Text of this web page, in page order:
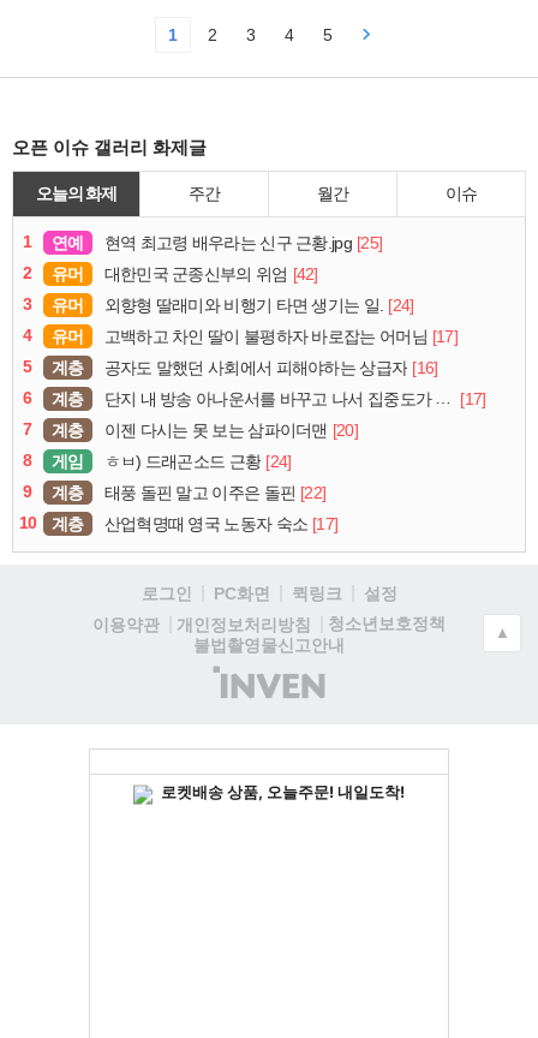
1 2 3 4 5
오픈 이슈 갤러리 화제글
오늘의 화제 주간 월간 이슈
1 연예 현역 최고령 배우라는 신구 근황.jpg [25]
2
유머 대한민국 군종신부의 위엄 [42]
3
유머 외향형 딸래미와 비행기 타면 생기는 일. [24]
4
유머 고백하고 차인 딸이 불평하자 바로잡는 어머님 [17]
5
계층 공자도 말했던 사회에서 피해야하는 상급자 [16]
6
계층 단지 내 방송 아나운서를 바꾸고 나서 집중도가 확 올라갔다는 한 아파트의 안내방송
[17]
7
계층 이젠 다시는 못 보는 삼파이더맨 [20]
8
게임 ㅎㅂ) 드래곤소드 근황 [24]
9
계층 태풍 돌핀 말고 이주은 돌핀 [22]
10
계층 산업혁명때 영국 노동자 숙소 [17]
로그인 PC화면 퀵링크
설정
이용약관
개인정보처리방침
청소년보호정책
불법촬영물신고안내
(주)
인
▲